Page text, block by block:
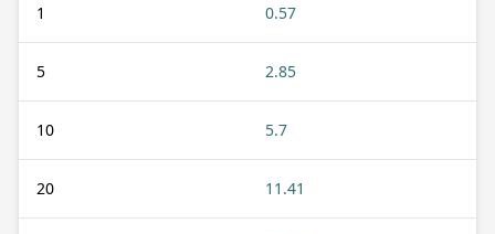
1 0.57
5 2.85
10 5.7
20 11.41